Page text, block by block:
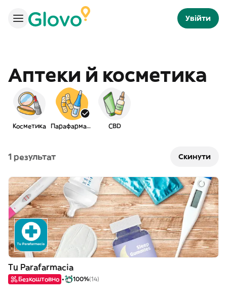
Увійти
Аптеки й косметика
Косметика Парафармація CBD
1 результат Скинути
Tu Parafarmacia
Безкоштовно 100%(14)